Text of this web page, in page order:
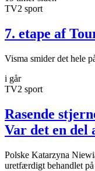
TV2 sport
7. etape af
Visma smider det hele
i går
TV2 sport
Rasende
Var det en del
Polske Katarzyna
uretfærdigt behandlet på